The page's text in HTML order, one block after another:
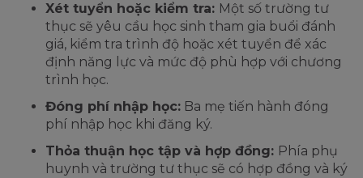
Xét tuyển hoặc kiểm tra: Một số trường tư
thục sẽ yêu cầu học sinh tham gia buổi đánh
giá, kiểm tra trình độ hoặc xét tuyển để xác
định năng lực và mức độ phù hợp với chương
trình học.
Đóng phí nhập học: Ba mẹ tiến hành đóng
phí nhập học khi đăng ký.
Thỏa thuận học tập và hợp đồng: Phía phụ
huynh và trường tư thục sẽ có hợp đồng và ký